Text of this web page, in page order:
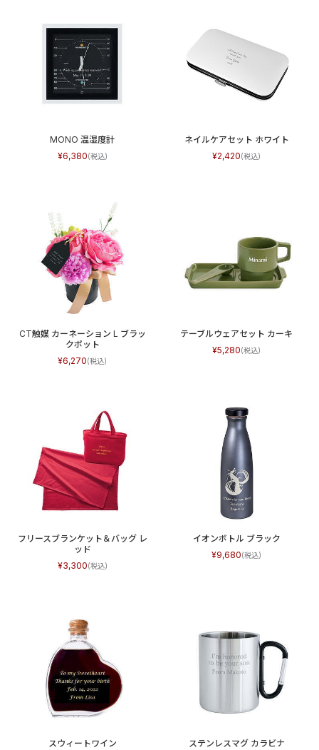
MONO 温湿度計
6,380
ネイルケアセット ホワイト
2,420
CT触媒 カーネーション L ブラッ
クポット
6,270
テーブルウェアセット カーキ
5,280
フリースブランケット＆バッグ レ
ッド
3,300
イオンボトル ブラック
9,680
スウィートワイン
ステンレスマグ カラビナ